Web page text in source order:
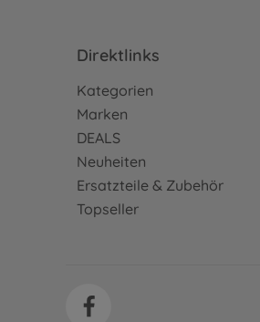
Direktlinks
Kategorien
Marken
DEALS
Neuheiten
Ersatzteile & Zubehör
Topseller